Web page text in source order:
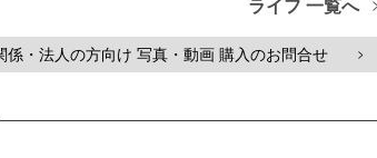
ライフ 一覧へ
係・法人の方向け 写真・動画 購入のお問合せ >